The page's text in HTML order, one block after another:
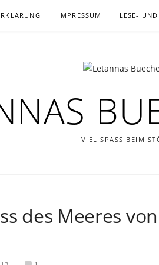
IMPRESSUM LESE-
VIEL SPASS BEIM
des Meeres